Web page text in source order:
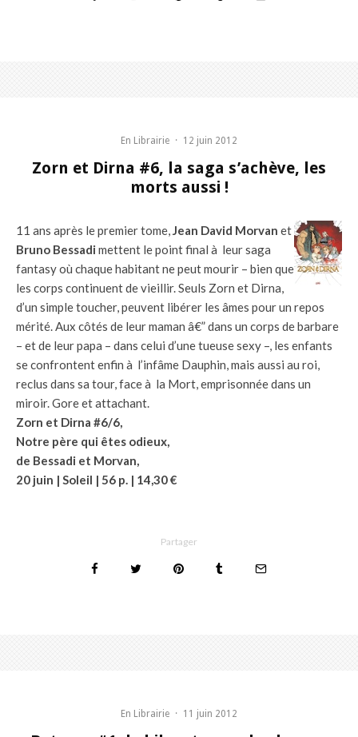
En Librairie · 12 juin 2012
Zorn et Dirna #6, la saga s’achève, les
morts aussi !
11 ans après le premier tome,Jean David Morvan et
Bruno Bessadi mettent le point final à leur saga
fantasy où chaque habitant ne peut mourir – bien que
les corps continuent de vieillir. Seuls Zorn et Dirna,
d’un simple toucher, peuvent libérer les âmes pour un repos
mérité. Aux côtés de leur maman â€” dans un corps de barbare
– et de leur papa – dans celui d’une tueuse sexy –, les enfants
se confrontent enfin à l’infâme Dauphin, mais aussi au roi,
reclus dans sa tour, face à la Mort, emprisonnée dans un
miroir. Gore et attachant.
Zorn et Dirna #6/6,
Notre père qui êtes odieux,
de Bessadi et Morvan,
20 juin | Soleil | 56 p. | 14,30 €
Partager
En Librairie · 11 juin 2012